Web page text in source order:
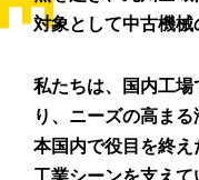
対象として中古機械
私たちは、国内工
り、ニーズの高ま
本国内で役目を終
工業シーンを支えて